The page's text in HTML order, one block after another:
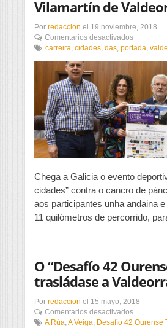
Vilamartín de
Por redaccion el 19 noviembre, 2018
Comentarios desactivadosen
A
cidades”
chega
a
Vilamartín
de
carreira cidades das portada
Chega a Galicia o evento
cidades” contra o cancro de
aos participantes unha andaina
11 quilómetros de percorrido,
O “Desafío 42
trasládase a
Por redaccion el 15 mayo, 2018
Comentarios desactivadosen
O
A Rúa,A Veiga, Desafío 42 Ourense